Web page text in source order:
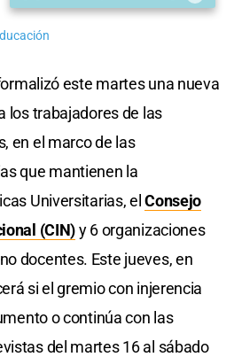
este martes una nueva
los trabajadores de las
en el marco de las
que mantienen la
Universitarias, elConsejo
(CIN)y 6 organizaciones
docentes. Este jueves, en
si el gremio con injerencia
o continúa con las
del martes 16 al sábado